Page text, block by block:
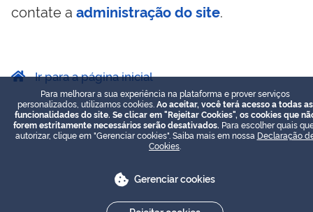
contate a administração do site.
Ir para a página inicial
Para melhorar a sua experiência na plataforma e prover serviços
personalizados, utilizamos cookies. Ao aceitar, você terá acesso a todas as
funcionalidades do site. Se clicar em "Rejeitar Cookies", os cookies que
forem estritamente necessários serão desativados. Para escolher quais
autorizar, clique em "Gerenciar cookies". Saiba mais em nossa Declaração
Cookies
Gerenciar cookies